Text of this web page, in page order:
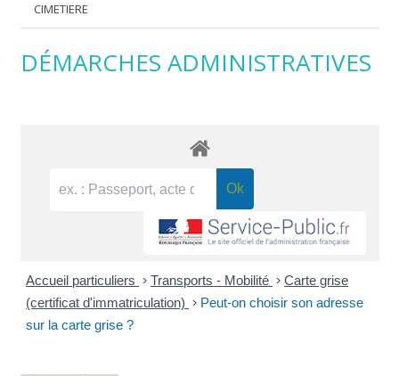
CIMETIERE
DÉMARCHES ADMINISTRATIVES
Accueil particuliers > Transports - Mobilité > Carte grise
(certificat d'immatriculation) > Peut-on choisir son adresse
sur la carte grise ?